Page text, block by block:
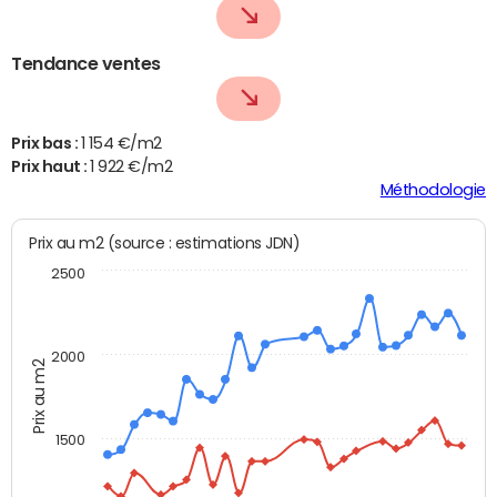
Tendance ventes
Prix bas : 1 154 €/m2
Prix haut :1 922 €/m2
Méthodologie
Prix au m2
Prix au m2 (source : estimations JDN)
1500
2000
2500